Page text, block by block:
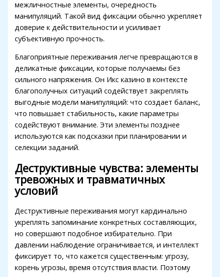
panel
panel
panel
panel
panel
panel
panel
panel
panel
panel
panel
panel
panel
межличностные элементы, очередность
манипуляций. Такой вид фиксации обычно укрепляет
доверие к действительности и усиливает
субъективную прочность.
Благоприятные переживания легче превращаются в
деликатные фиксации, которые получаемы без
сильного напряжения. Он Икс казино в контексте
благополучных ситуаций содействует закреплять
выгодные модели манипуляций: что создает баланс,
что повышает стабильность, какие параметры
содействуют внимание. Эти элементы позднее
используются как подсказки при планировании и
селекции заданий.
Деструктивные чувства: элементы
тревожных и травматичных
условий
Деструктивные переживания могут кардинально
укреплять запоминание конкретных составляющих,
но совершают подобное избирательно. При
давлении наблюдение ограничивается, и интеллект
фиксирует то, что кажется существенным: угрозу,
корень угрозы, время отсутствия власти. Поэтому